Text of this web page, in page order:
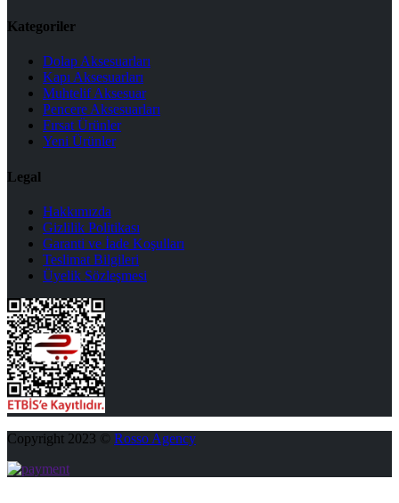
Kategoriler
Dolap Aksesuarları
Kapı Aksesuarları
Muhtelif Aksesuar
Pencere Aksesuarları
Fırsat Ürünler
Yeni Ürünler
Legal
Hakkımızda
Gizlilik Politikası
Garanti ve İade Koşulları
Teslimat Bilgileri
Üyelik Sözleşmesi
Copyright 2023 © Rosso Agency